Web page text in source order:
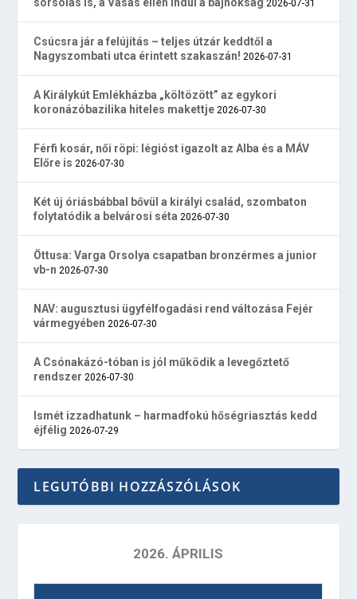
2026-07-31
Csúcsra jár a felújítás – teljes útzár keddtől a
Nagyszombati utca érintett szakaszán! 2026-07-31
A Királykút Emlékházba „költözött” az egykori
koronázóbazilika hiteles makettje 2026-07-30
Férfi kosár, női röpi: légióst igazolt az Alba és a MÁV
Előre is 2026-07-30
Két új óriásbábbal bővül a királyi család, szombaton
folytatódik a belvárosi séta 2026-07-30
Öttusa: Varga Orsolya csapatban bronzérmes a junior
vb-n 2026-07-30
NAV: augusztusi ügyfélfogadási rend változása Fejér
vármegyében 2026-07-30
A Csónakázó-tóban is jól működik a levegőztető
rendszer 2026-07-30
Ismét izzadhatunk – harmadfokú hőségriasztás kedd
éjfélig 2026-07-29
LEGUTÓBBI HOZZÁSZÓLÁSOK
2026. ÁPRILIS